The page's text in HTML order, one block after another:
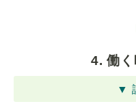
4. 働
▼